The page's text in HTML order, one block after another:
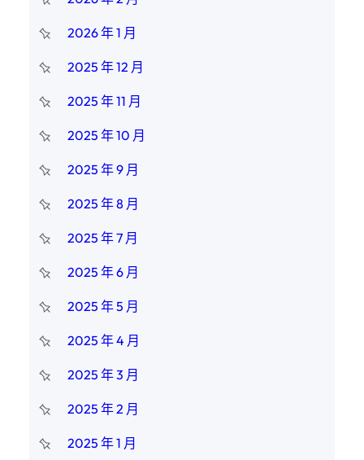
2026 年 1 月
2025 年 12 月
2025 年 11 月
2025 年 10 月
2025 年 9 月
2025 年 8 月
2025 年 7 月
2025 年 6 月
2025 年 5 月
2025 年 4 月
2025 年 3 月
2025 年 2 月
2025 年 1 月